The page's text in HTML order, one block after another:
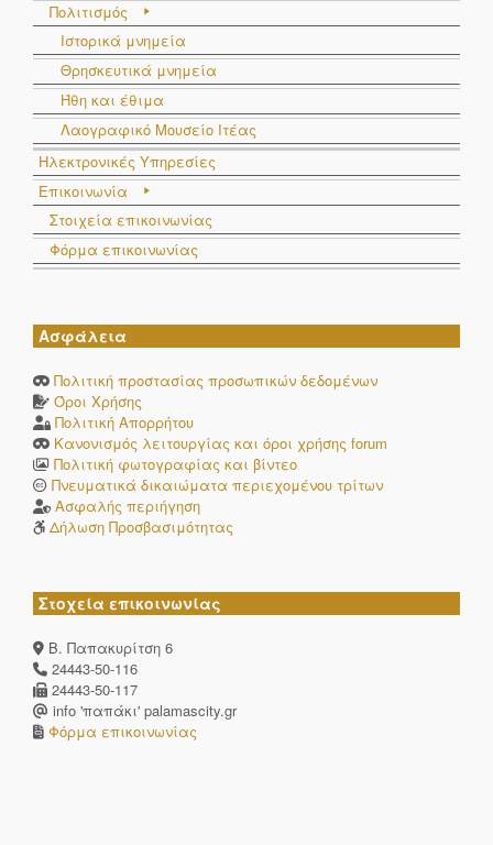
Πολιτισμός
Ιστορικά μνημεία
Θρησκευτικά μνημεία
Ήθη και έθιμα
Λαογραφικό Μουσείο Ιτέας
Ηλεκτρονικές Υπηρεσίες
Επικοινωνία
Στοιχεία επικοινωνίας
Φόρμα επικοινωνίας
Ασφάλεια
Πολιτική προστασίας προσωπικών δεδομένων
Όροι Χρήσης
Πολιτική Απορρήτου
Κανονισμός λειτουργίας και όροι χρήσης forum
Πολιτική φωτογραφίας και βίντεο
Πνευματικά δικαιώματα περιεχομένου τρίτων
Ασφαλής περιήγηση
Δήλωση Προσβασιμότητας
Στοχεία επικοινωνίας
Β. Παπακυρίτση 6
24443-50-116
24443-50-117
info 'παπάκι' palamascity.gr
Φόρμα επικοινωνίας